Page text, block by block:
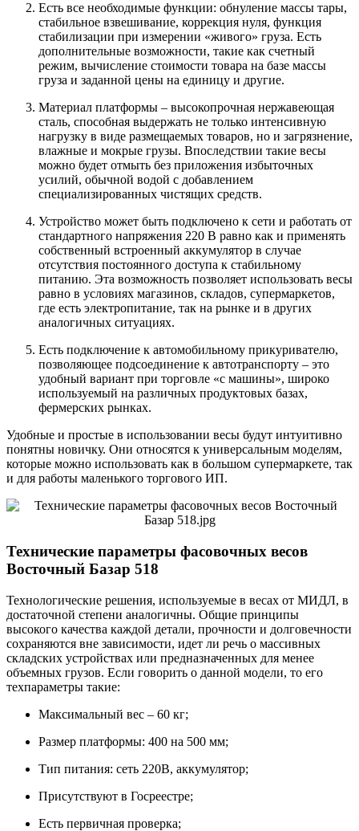
Есть все необходимые функции: обнуление массы тары,
стабильное взвешивание, коррекция нуля, функция
стабилизации при измерении «живого» груза. Есть
дополнительные возможности, такие как счетный
режим, вычисление стоимости товара на базе массы
груза и заданной цены на единицу и другие.
Материал платформы – высокопрочная нержавеющая
сталь, способная выдержать не только интенсивную
нагрузку в виде размещаемых товаров, но и загрязнение,
влажные и мокрые грузы. Впоследствии такие весы
можно будет отмыть без приложения избыточных
усилий, обычной водой с добавлением
специализированных чистящих средств.
Устройство может быть подключено к сети и работать от
стандартного напряжения 220 В равно как и применять
собственный встроенный аккумулятор в случае
отсутствия постоянного доступа к стабильному
питанию. Эта возможность позволяет использовать весы
равно в условиях магазинов, складов, супермаркетов,
где есть электропитание, так на рынке и в других
аналогичных ситуациях.
Есть подключение к автомобильному прикуривателю,
позволяющее подсоединение к автотранспорту – это
удобный вариант при торговле «с машины», широко
используемый на различных продуктовых базах,
фермерских рынках.
Удобные и простые в использовании весы будут интуитивно
понятны новичку. Они относятся к универсальным моделям,
которые можно использовать как в большом супермаркете, так
и для работы маленького торгового ИП.
Технические параметры фасовочных весов
Восточный Базар 518
Технологические решения, используемые в весах от МИДЛ, в
достаточной степени аналогичны. Общие принципы
высокого качества каждой детали, прочности и долговечности
сохраняются вне зависимости, идет ли речь о массивных
складских устройствах или предназначенных для менее
объемных грузов. Если говорить о данной модели, то его
техпараметры такие:
Максимальный вес – 60 кг;
Размер платформы: 400 на 500 мм;
Тип питания: сеть 220В, аккумулятор;
Присутствуют в Госреестре;
Есть первичная проверка;